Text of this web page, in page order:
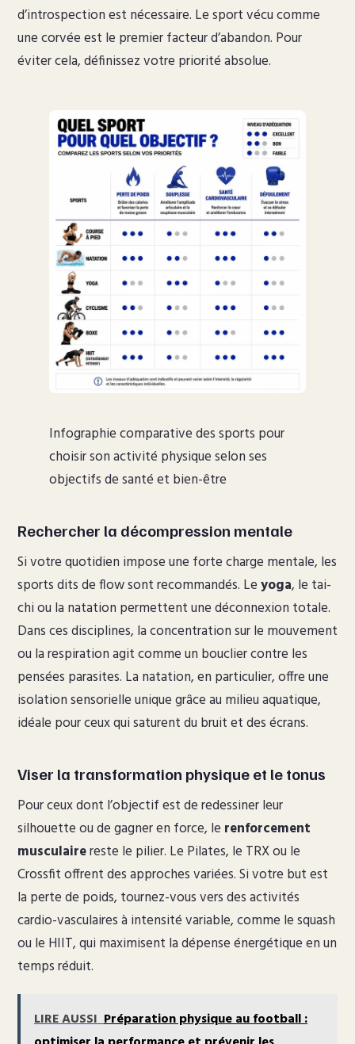
d’introspection est nécessaire. Le sport vécu comme
une corvée est le premier facteur d’abandon. Pour
éviter cela, définissez votre priorité absolue.
Infographie comparative des sports pour
choisir son activité physique selon ses
objectifs de santé et bien-être
Rechercher la décompression mentale
Si votre quotidien impose une forte charge mentale, les
sports dits de flow sont recommandés. Leyoga, le tai-
chi ou la natation permettent une déconnexion totale.
Dans ces disciplines, la concentration sur le mouvement
ou la respiration agit comme un bouclier contre les
pensées parasites. La natation, en particulier, offre une
isolation sensorielle unique grâce au milieu aquatique,
idéale pour ceux qui saturent du bruit et des écrans.
Viser la transformation physique et le tonus
Pour ceux dont l’objectif est de redessiner leur
silhouette ou de gagner en force, le renforcement
musculairereste le pilier. Le Pilates, le TRX ou le
Crossfit offrent des approches variées. Si votre but est
la perte de poids, tournez-vous vers des activités
cardio-vasculaires à intensité variable, comme le squash
ou le HIIT, qui maximisent la dépense énergétique en un
temps réduit.
LIRE AUSSI Préparation physique au football :